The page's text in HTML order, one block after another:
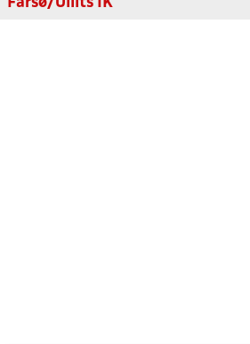
Farsø/Ullits IK